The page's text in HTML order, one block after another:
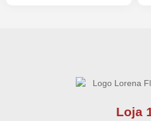
Loja